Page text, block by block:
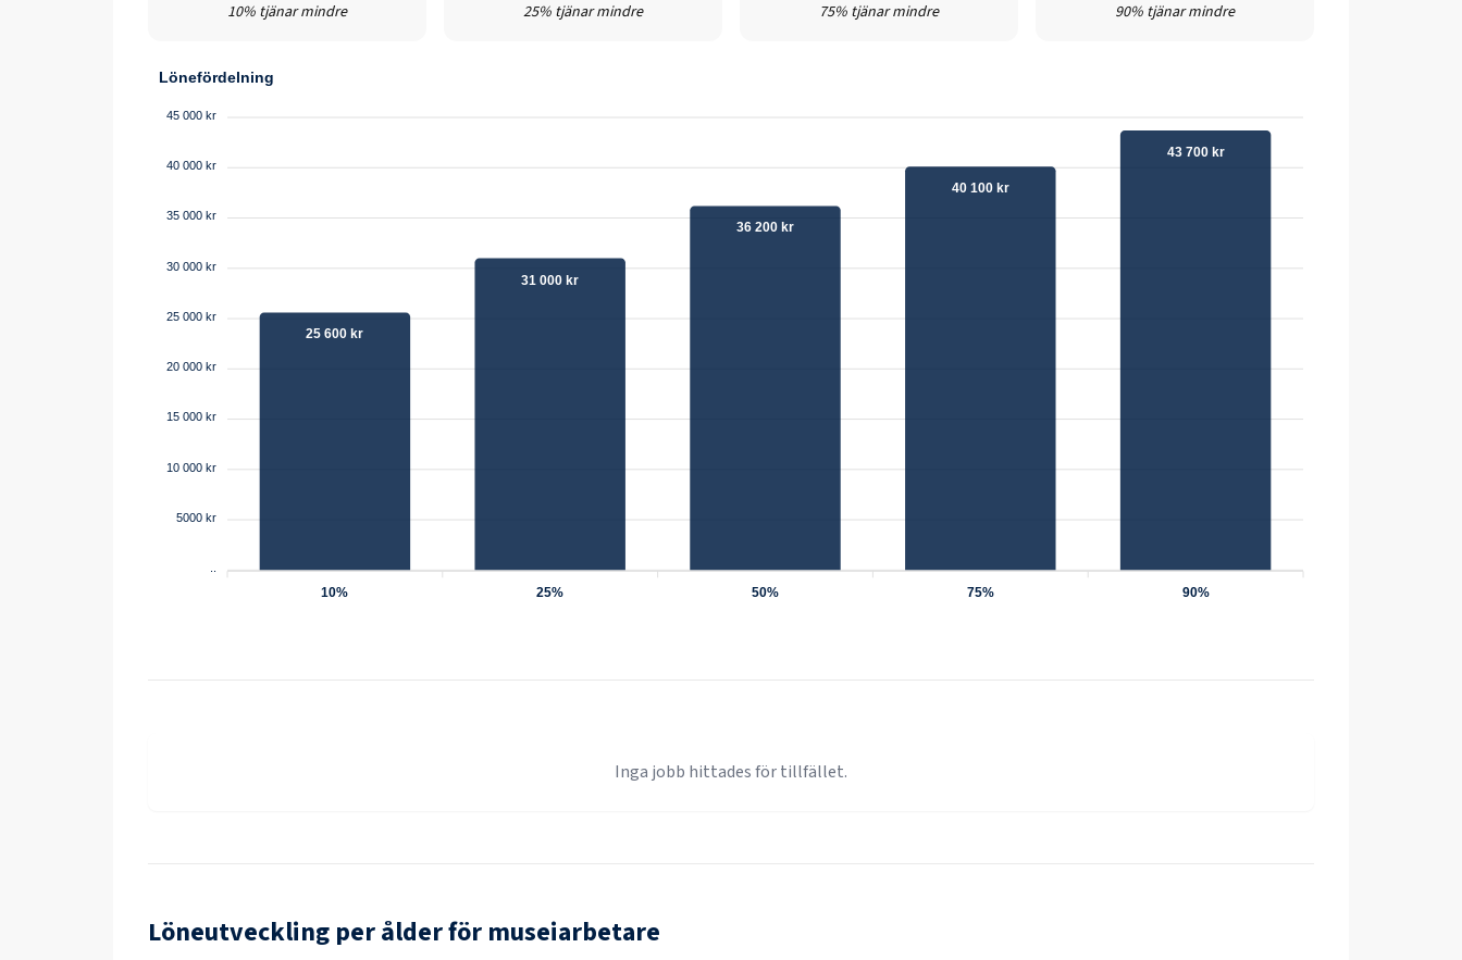
10% tjänar mindre 25% tjänar mindre 75% tjänar mindre 90% tjänar mindre
Lönefördelning
45 000 kr
40 000 kr
35 000 kr
30 000 kr
25 000 kr
20 000 kr
15 000 kr
10 000 kr
5000 kr
25 600 kr
31 000 kr
36 200 kr
40 100 kr
43 700 kr
10% 25% 50% 75% 90%
Inga jobb hittades för tillfället.
Löneutveckling per ålder för museiarbetare